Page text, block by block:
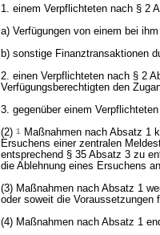
1. einem Verpflichteten nach § 2
a) Verfügungen von einem bei
b) sonstige Finanztransaktionen
2. einen Verpflichteten nach § 2
Verfügungsberechtigten den
3. gegenüber einem
(2) 1
Maßnahmen nach Absatz 1
Ersuchens einer zentralen
entsprechend § 35 Absatz 3 zu
die Ablehnung eines Ersuchens
(3) Maßnahmen nach Absatz 1
oder soweit die Voraussetzungen
(4) Maßnahmen nach Absatz 1